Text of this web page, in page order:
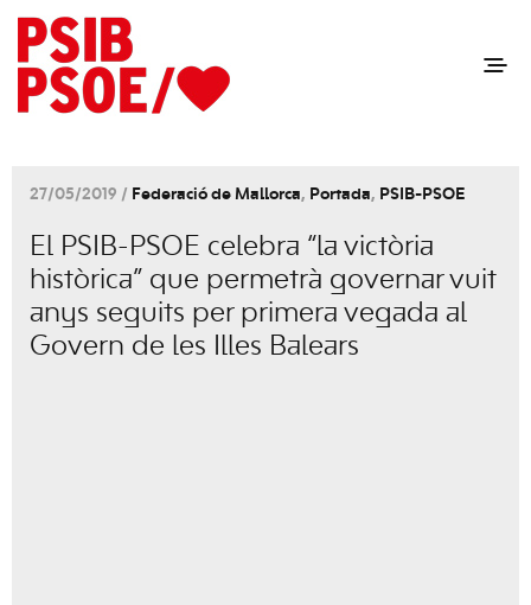
27/05/2019 / Federació de Mallorca, Portada, PSIB-PSOE
El PSIB-PSOE celebra “la victòria
històrica” que permetrà governar vuit
anys seguits per primera vegada al
Govern de les Illes Balears